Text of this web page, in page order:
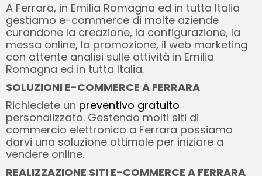
A Ferrara, in Emilia Romagna ed in tutta Italia
gestiamo e-commerce di molte aziende
curandone la creazione, la configurazione, la
messa online, la promozione, il web marketing
con attente analisi sulle attività in Emilia
Romagna ed in tutta Italia.
SOLUZIONI E-COMMERCE A FERRARA
Richiedete un preventivo gratuito
personalizzato. Gestendo molti siti di
commercio elettronico a Ferrara possiamo
darvi una soluzione ottimale per iniziare a
vendere online.
REALIZZAZIONE SITI E-COMMERCE A FERRARA